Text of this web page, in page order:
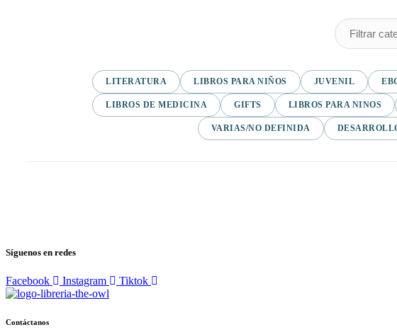
LITERATURA LIBROS PARA NIÑOS JUVENIL
LIBROS DE MEDICINA GIFTS LIBROS PARA NINOS
VARIAS/NO DEFINIDA
Síguenos en redes
Facebook Instagram Tiktok
Contáctanos